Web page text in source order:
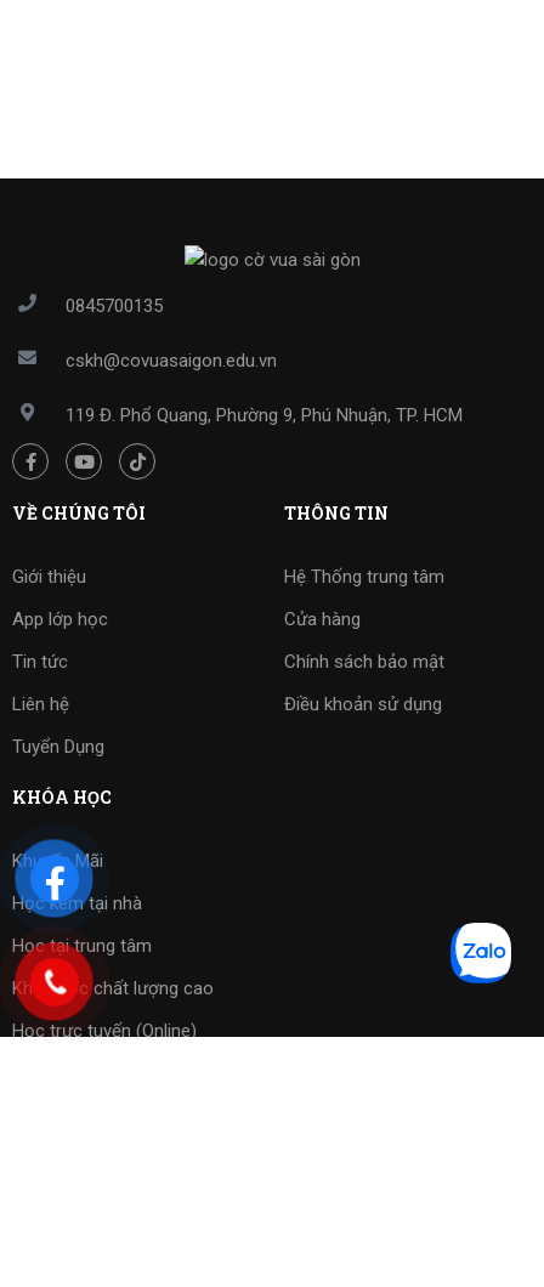
0845700135
cskh@covuasaigon.edu.vn
119 Đ. Phổ Quang, Phường 9, Phú Nhuận, TP. HCM
VỀ CHÚNG TÔI
Giới thiệu
App lớp học
Tin tức
Liên hệ
Tuyển Dụng
THÔNG TIN
Hệ Thống trung tâm
Cửa hàng
Chính sách bảo mật
Điều khoản sử dụng
KHÓA HỌC
Khuyến Mãi
Học kèm tại nhà
Học tại trung tâm
Khóa học chất lượng cao
Học trực tuyến (Online)